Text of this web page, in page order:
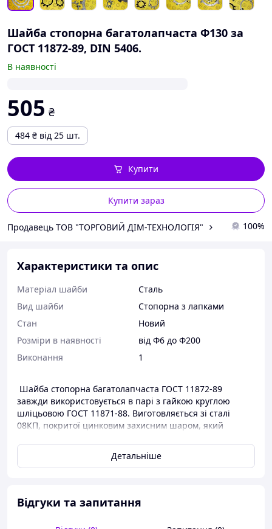
Шайба стопорна багатолапчаста Ф130 за
ГОСТ 11872-89, DIN 5406.
В наявності
505 ₴
484 ₴ від 25 шт.
Купити зараз
Купити
Продавець ТОВ "ТОРГОВИЙ ДІМ-ТЕХНОЛОГІЯ" 100%
Характеристики та опис
Матеріал шайби
Сталь
Вид шайби
Стопорна з лапками
Стан
Новий
Розміри в наявності
від Ф6 до Ф200
Виконання
1
Шайба стопорна багатолапчаста ГОСТ 11872-89
завжди використовується в парі з гайкою круглою
шліцьовою ГОСТ 11871-88. Виготовляється зі сталі
08КП, покритої цинковим захисним шаром, який
Шайби багатолапчасті є конструктивним металевим
елементом, який належить до категорії кріпильних
перешкоджає роз'єднанню за великої фізичної та
Детальніше
Відгуки та запитання